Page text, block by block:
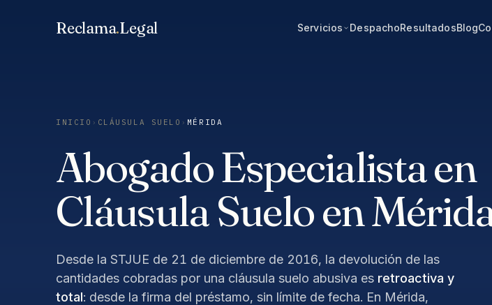
Reclama.Legal Servicios DespachoResultadosBlog
INICIO › CLÁUSULA SUELO › MÉRIDA
Abogado Especialista en
Cláusula Suelo en
Desde la STJUE de 21 de diciembre de 2016, la devolución de las
cantidades cobradas por una cláusula suelo abusiva es retroactiva y
total: desde la firma del préstamo, sin límite de fecha. En Mérida,